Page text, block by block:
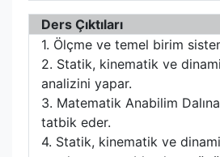
Ders Çıktıları
1. Ölçme ve temel birim
2. Statik, kinematik ve
analizini yapar.
3. Matematik Anabilim
tatbik eder.
4. Statik, kinematik ve